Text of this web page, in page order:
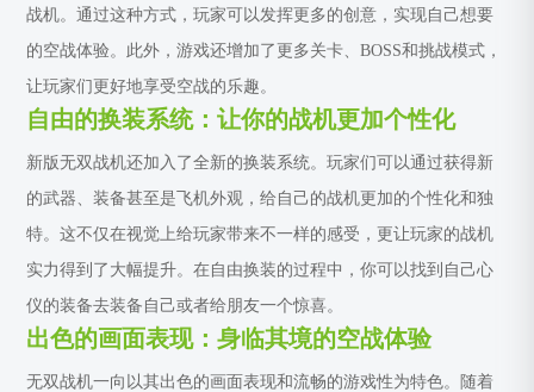
战机。通过这种方式，玩家可以发挥更多的创意，实现自己想要
的空战体验。此外，游戏还增加了更多关卡、BOSS和挑战模式，
让玩家们更好地享受空战的乐趣。
自由的换装系统：让你的战机更加个性化
新版无双战机还加入了全新的换装系统。玩家们可以通过获得新
的武器、装备甚至是飞机外观，给自己的战机更加的个性化和独
特。这不仅在视觉上给玩家带来不一样的感受，更让玩家的战机
实力得到了大幅提升。在自由换装的过程中，你可以找到自己心
仪的装备去装备自己或者给朋友一个惊喜。
出色的画面表现：身临其境的空战体验
无双战机一向以其出色的画面表现和流畅的游戏性为特色。随着